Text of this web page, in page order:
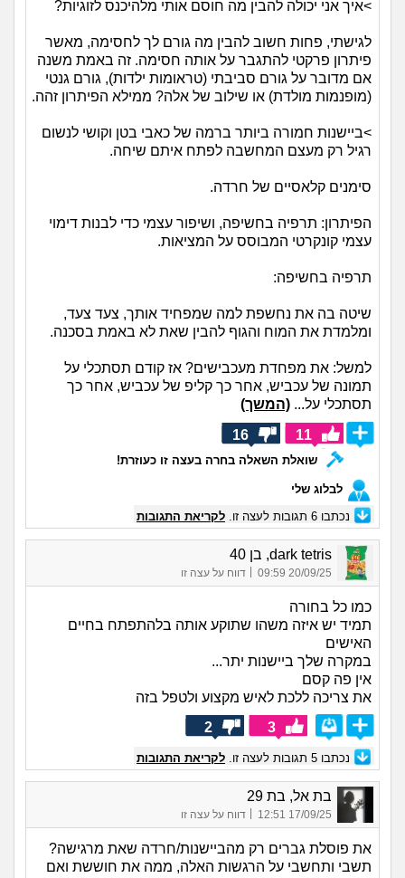
>איך אני יכולה להבין מה חוסם אותי מלהיכנס לזוגיות?
לגישתי, פחות חשוב להבין מה גורם לך לחסימה, מאשר
פיתרון פרקטי להתגבר על אותה חסימה. זה באמת משנה
אם מדובר על גורם סביבתי (טראומות ילדות), גורם גנטי
(מופנמות מולדת) או שילוב של אלה? ממילא הפיתרון זהה.
>ביישנות חמורה ביותר ברמה של כאבי בטן וקושי לנשום
רגיל רק מעצם המחשבה לפתח איתם שיחה.
סימנים קלאסיים של חרדה.
הפיתרון: תרפיה בחשיפה, ושיפור עצמי כדי לבנות דימוי
עצמי קונקרטי המבוסס על המציאות.
תרפיה בחשיפה:
שיטה בה את נחשפת למה שמפחיד אותך, צעד צעד,
ומלמדת את המוח והגוף להבין שאת לא באמת בסכנה.
למשל: את מפחדת מעכבישים? אז קודם תסתכלי על
תמונה של עכביש, אחר כך קליפ של עכביש, אחר כך
תסתכלי על... (המשך)
11
16
שואלת השאלה בחרה בעצה זו כעוזרת!
לבלוג שלי
נכתבו 6 תגובות לעצה זו. לקריאת התגובות
dark tetris, בן 40
20/09/25 09:59
| דווח על עצה זו
כמו כל בחורה
תמיד יש איזה משהו שתוקע אותה בלהתפתח בחיים
האישים
במקרה שלך ביישנות יתר...
אין פה קסם
את צריכה ללכת לאיש מקצוע ולטפל בזה
3
2
נכתבו 5 תגובות לעצה זו. לקריאת התגובות
בת אל, בת 29
17/09/25 12:51
| דווח על עצה זו
את פוסלת גברים רק מהביישנות/חרדה שאת מרגישה?
תשבי ותחשבי על הרגשות האלה, ממה את חוששת ואם